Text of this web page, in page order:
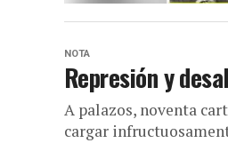
NOTA
Represión y
A palazos, noventa
cargar